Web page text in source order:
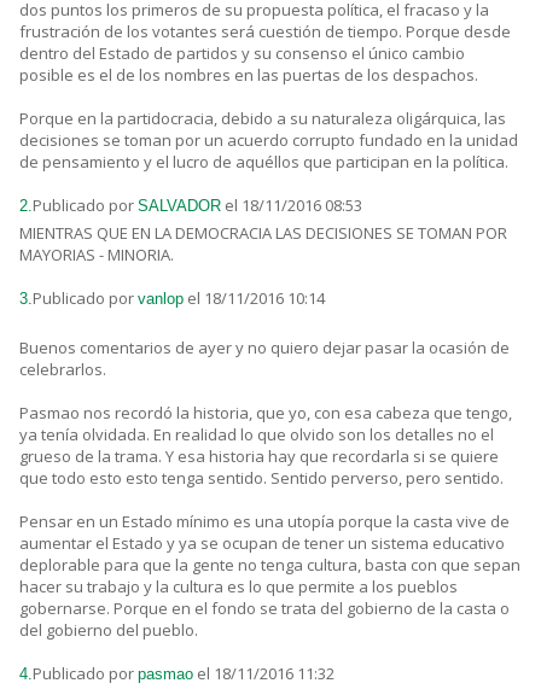
dos puntos los primeros de su propuesta política, el fracaso y la
frustración de los votantes será cuestión de tiempo. Porque desde
dentro del Estado de partidos y su consenso el único cambio
posible es el de los nombres en las puertas de los despachos.
Porque en la partidocracia, debido a su naturaleza oligárquica, las
decisiones se toman por un acuerdo corrupto fundado en la unidad
de pensamiento y el lucro de aquéllos que participan en la política.
2.Publicado por SALVADOR el 18/11/2016 08:53
MIENTRAS QUE EN LA DEMOCRACIA LAS DECISIONES SE TOMAN POR
MAYORIAS - MINORIA.
3.Publicado por vanlop el 18/11/2016 10:14
Buenos comentarios de ayer y no quiero dejar pasar la ocasión de
celebrarlos.
Pasmao nos recordó la historia, que yo, con esa cabeza que tengo,
ya tenía olvidada. En realidad lo que olvido son los detalles no el
grueso de la trama. Y esa historia hay que recordarla si se quiere
que todo esto esto tenga sentido. Sentido perverso, pero sentido.
Pensar en un Estado mínimo es una utopía porque la casta vive de
aumentar el Estado y ya se ocupan de tener un sistema educativo
deplorable para que la gente no tenga cultura, basta con que sepan
hacer su trabajo y la cultura es lo que permite a los pueblos
gobernarse. Porque en el fondo se trata del gobierno de la casta o
del gobierno del pueblo.
4.Publicado por pasmao el 18/11/2016 11:32